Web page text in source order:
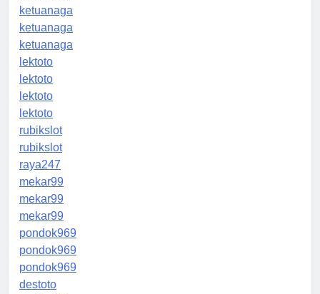
ketuanaga
ketuanaga
ketuanaga
lektoto
lektoto
lektoto
lektoto
rubikslot
rubikslot
raya247
mekar99
mekar99
mekar99
pondok969
pondok969
pondok969
destoto